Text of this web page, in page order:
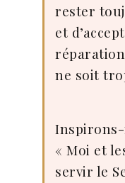
rester
et
ne soit
Inspirons-
« Moi et
servir le